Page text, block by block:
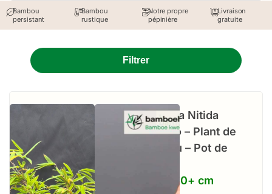
Bambou
persistant
Bambou
rustique
Notre propre
pépinière
Livraison
gratuite
Filtrer
Fargesia Nitida
Volcano – Plant de
Bambou – Pot de
2,5L – 50+ cm